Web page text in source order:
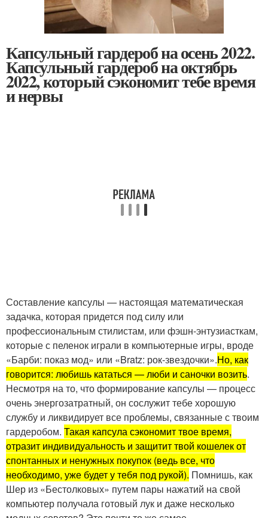
Капсульный гардероб на осень 2022.
Капсульный гардероб на октябрь
2022, который сэкономит тебе время
и нервы
Составление капсулы — настоящая математическая
задачка, которая придется под силу или
профессиональным стилистам, или фэшн-энтузиасткам,
которые с пеленок играли в компьютерные игры, вроде
«Барби: показ мод» или «Bratz: рок-звездочки».Но, как
говорится: любишь кататься — люби и саночки возить.
Несмотря на то, что формирование капсулы — процесс
очень энергозатратный, он сослужит тебе хорошую
службу и ликвидирует все проблемы, связанные с твоим
гардеробом. Такая капсула сэкономит твое время,
отразит индивидуальность и защитит твой кошелек от
спонтанных и ненужных покупок (ведь все, что
необходимо, уже будет у тебя под рукой). Помнишь, как
Шер из «Бестолковых» путем пары нажатий на свой
компьютер получала готовый лук и даже несколько